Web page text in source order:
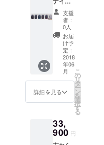
（国内
一律）
Smart
Backpa
ck 1
個・
10,000
mAh
バッテ
リー
パッ
ク 1
個・ス
タン
電スタ
ンド 1
個・送
ブラッ
ク、シ
ルバー
グ
レー、
ジュー
ルブ
ルー、
ピュア
ゴール
ド、ド
ラゴン
ド、ウ
ルトラ
グ
支援
者：
0人
お届
け予
定：
2018
年06
月
詳細を見る
こ
の
リ
タ
ー
ン
を
選
択
す
る
33,
900 円